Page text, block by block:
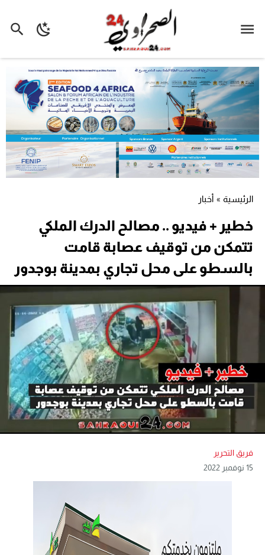
الرئيسية » أخبار
خطير + فيديو .. مصالح الدرك الملكي
تتمكن من توقيف عصابة قامت
بالسطو على محل تجاري بمدينة بوجدور
فريق التحرير
15 نوفمبر 2022